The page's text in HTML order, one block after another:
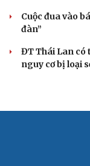
Cuộc đua vào
đàn”
ĐT Thái Lan có
nguy cơ bị loại